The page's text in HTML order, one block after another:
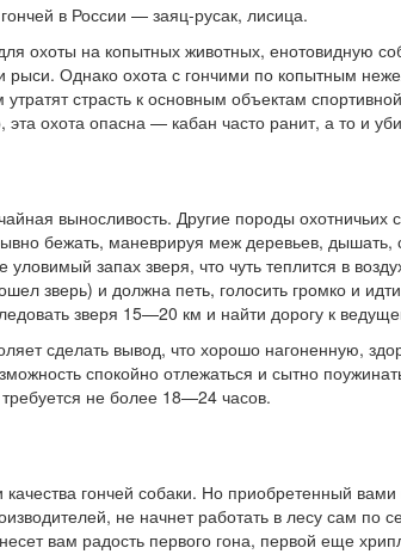
в России — заяц-русак, лисица.
охоты на копытных животных, енотовидную
рыси. Однако охота с гончими по копытным
страсть к основным объектам
эта охота опасна — кабан часто ранит, а то и
выносливость. Другие породы охотничьих
бежать, маневрируя меж деревьев, дышать,
запах зверя, что чуть теплится в
зверь) и должна петь, голосить громко и
зверя 15—20 км и найти дорогу к
сделать вывод, что хорошо нагоненную,
спокойно отлежаться и сытно
не более 18—24 часов.
качества гончей собаки. Но приобретенный
не начнет работать в лесу сам по
вам радость первого гона, первой еще